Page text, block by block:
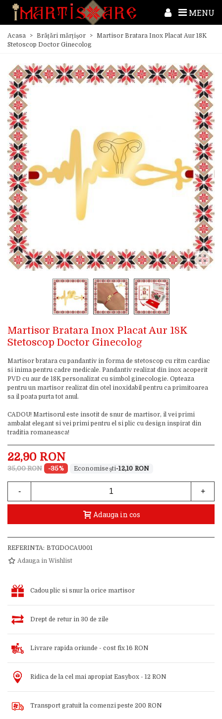
MENU
Acasa > Brățări mărțișor > Martisor Bratara Inox Placat Aur 18K
Stetoscop Doctor Ginecolog
Martisor Bratara Inox Placat Aur 18K
Stetoscop Doctor Ginecolog
Martisor bratara cu pandantiv in forma de stetoscop cu ritm cardiac
si inima pentru cadre medicale. Pandantiv realizat din inox acoperit
PVD cu aur de 18K personalizat cu simbol ginecologie. Opteaza
pentru un martisor realizat din otel inoxidabil pentru ca primitoarea
sa il poata purta tot anul.
CADOU! Martisorul este insotit de snur de martisor, il vei primi
ambalat elegant si vei primi pentru el si plic cu design inspirat din
traditia romaneasca!
22,90 RON
35,00 RON -35% -12,10 RON
- +
Adauga in cos
REFERINTA: BTGDOCAU001
Adauga in Wishlist
Cadou plic si snur la orice martisor
Drept de retur in 30 de zile
Livrare rapida oriunde - cost fix 16 RON
Ridica de la cel mai apropiat Easybox - 12 RON
Transport gratuit la comenzi peste 200 RON